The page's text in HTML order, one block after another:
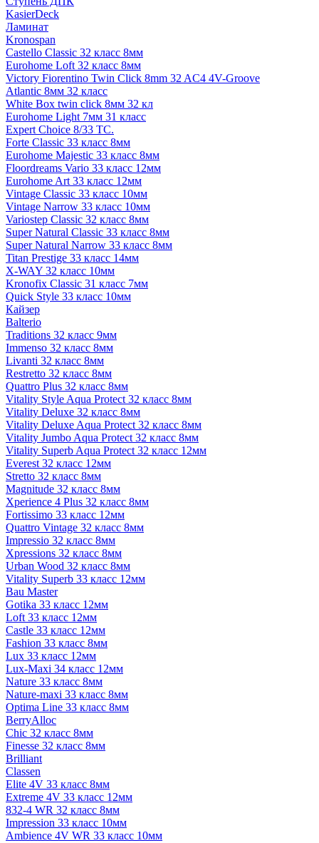
KasierDeck
Ламинат
Kronospan
Castello Classic 32 класс 8мм
Eurohome Loft 32 класс 8мм
Victory Fiorentino Twin Click 8mm 32 AC4 4V-Groove
Atlantic 8мм 32 класс
White Box twin click 8мм 32 кл
Eurohome Light 7мм 31 класс
Expert Choice 8/33 TC.
Forte Classic 33 класс 8мм
Eurohome Majestic 33 класс 8мм
Floordreams Vario 33 класс 12мм
Eurohome Art 33 класс 12мм
Vintage Classic 33 класс 10мм
Vintage Narrow 33 класс 10мм
Variostep Classic 32 класс 8мм
Super Natural Classic 33 класс 8мм
Super Natural Narrow 33 класс 8мм
Titan Prestige 33 класс 14мм
X-WAY 32 класс 10мм
Kronofix Classic 31 класс 7мм
Quick Style 33 класс 10мм
Кайзер
Balterio
Traditions 32 класс 9мм
Immenso 32 класс 8мм
Livanti 32 класс 8мм
Restretto 32 класс 8мм
Quattro Plus 32 класс 8мм
Vitality Style Aqua Protect 32 класс 8мм
Vitality Deluxe 32 класс 8мм
Vitality Deluxe Aqua Protect 32 класс 8мм
Vitality Jumbo Aqua Protect 32 класс 8мм
Vitality Superb Aqua Protect 32 класс 12мм
Everest 32 класс 12мм
Stretto 32 класс 8мм
Magnitude 32 класс 8мм
Xperience 4 Plus 32 класс 8мм
Fortissimo 33 класс 12мм
Quattro Vintage 32 класс 8мм
Impressio 32 класс 8мм
Xpressions 32 класс 8мм
Urban Wood 32 класс 8мм
Vitality Superb 33 класс 12мм
Bau Master
Gotika 33 класс 12мм
Loft 33 класс 12мм
Castle 33 класс 12мм
Fashion 33 класс 8мм
Lux 33 класс 12мм
Lux-Maxi 34 класс 12мм
Nature 33 класс 8мм
Nature-maxi 33 класс 8мм
Optima Line 33 класс 8мм
BerryAlloc
Chic 32 класс 8мм
Finesse 32 класс 8мм
Brilliant
Classen
Elite 4V 33 класс 8мм
Extreme 4V 33 класс 12мм
832-4 WR 32 класс 8мм
Impression 33 класс 10мм
Ambience 4V WR 33 класс 10мм